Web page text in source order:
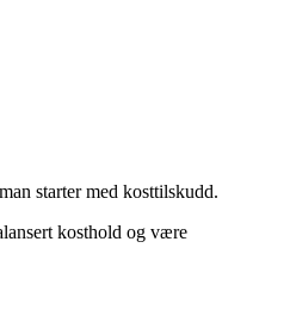
starter med kosttilskudd.
kosthold og være